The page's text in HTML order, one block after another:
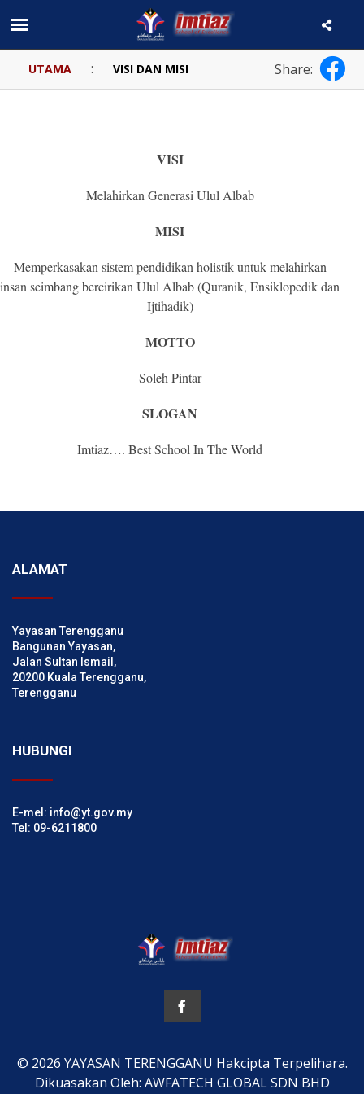
UTAMA : VISI DAN MISI Share:
VISI
Melahirkan Generasi Ulul Albab
MISI
Memperkasakan sistem pendidikan holistik untuk melahirkan
insan seimbang bercirikan Ulul Albab (Quranik, Ensiklopedik dan
Ijtihadik)
MOTTO
Soleh Pintar
SLOGAN
Imtiaz…. Best School In The World
ALAMAT
Yayasan Terengganu
Bangunan Yayasan,
Jalan Sultan Ismail,
20200 Kuala Terengganu,
Terengganu
HUBUNGI
E-mel: info@yt.gov.my
Tel: 09-6211800
© 2026 YAYASAN TERENGGANU Hakcipta Terpelihara.
Dikuasakan Oleh: AWFATECH GLOBAL SDN BHD